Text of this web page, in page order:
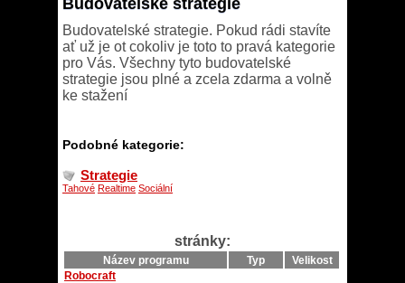
Budovatelské strategie
Budovatelské strategie. Pokud rádi stavíte
ať už je ot cokoliv je toto to pravá kategorie
pro Vás. Všechny tyto budovatelské
strategie jsou plné a zcela zdarma a volně
ke stažení
Podobné kategorie:
Strategie
Tahové Realtime Sociální
stránky:
Název programu Typ
Velikost
Robocraft